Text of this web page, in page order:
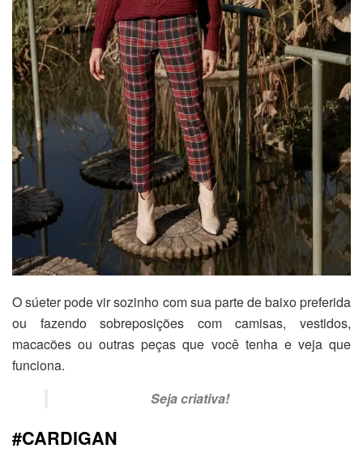
O súeter pode vir sozinho com sua parte de baixo preferida
ou fazendo sobreposições com camisas, vestidos,
macacões ou outras peças que você tenha e veja que
funciona.
Seja criativa!
#CARDIGAN